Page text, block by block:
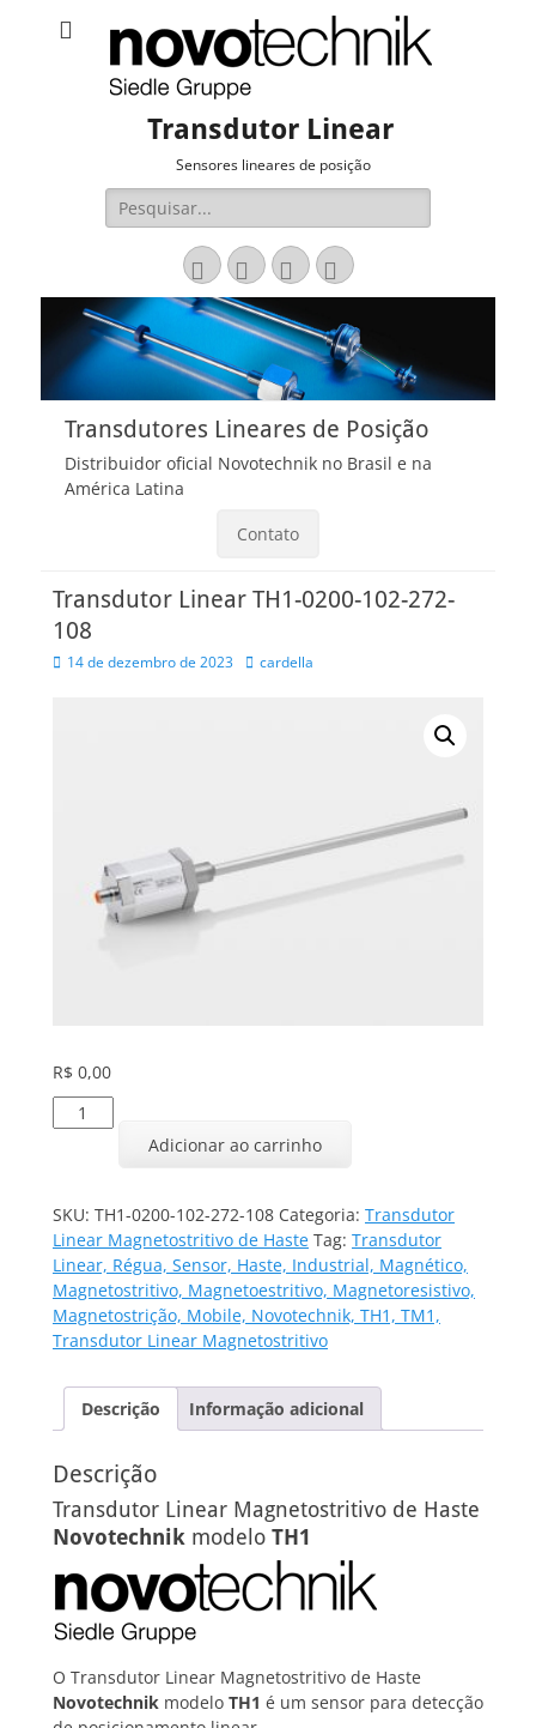
Transdutor Linear
Sensores lineares de posição
Pesquisar
por:
EmailLinkedIn
Website
Fone
Transdutores Lineares de Posição
Distribuidor oficial Novotechnik no Brasil e na
América Latina
Contato
Transdutor Linear TH1-0200-102-272-
108
Posted
14 de dezembro de 2023 Autor
cardella
R$ 0,00
Transdutor
Linear
102-
272-
108
quantidade
Adicionar ao carrinho
SKU: TH1-0200-102-272-108 Categoria: Transdutor
Linear Magnetostritivo de Haste Tag: Transdutor
Linear, Régua, Sensor, Haste, Industrial, Magnético,
Magnetostritivo, Magnetoestritivo, Magnetoresistivo,
Magnetostrição, Mobile, Novotechnik, TH1, TM1,
Transdutor Linear Magnetostritivo
Descrição Informação adicional
Descrição
Transdutor Linear Magnetostritivo de Haste
Novotechnik modelo TH1
O Transdutor Linear Magnetostritivo de Haste
Novotechnik modelo TH1 é um sensor para detecção